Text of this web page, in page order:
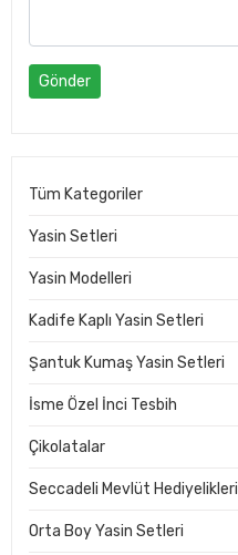
Gönder
Tüm Kategoriler
Yasin Setleri
Yasin Modelleri
Kadife Kaplı Yasin Setleri
Şantuk Kumaş Yasin Setleri
İsme Özel İnci Tesbih
Çikolatalar
Seccadeli Mevlüt Hediyelikleri
Orta Boy Yasin Setleri